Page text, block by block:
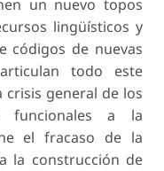
un nuevo topos
lingüísticos y
códigos de nuevas
todo este
crisis general de los
funcionales a la
el fracaso de la
la construcción de